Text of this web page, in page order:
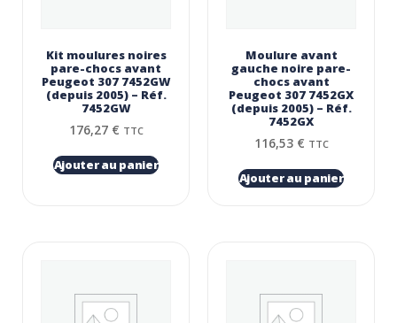
Kit moulures noires
pare-chocs avant
Peugeot 307 7452GW
(depuis 2005) – Réf.
7452GW
176,27 € TTC
Ajouter au panier
Moulure avant
gauche noire pare-
chocs avant
Peugeot 307 7452GX
(depuis 2005) – Réf.
7452GX
116,53 € TTC
Ajouter au panier